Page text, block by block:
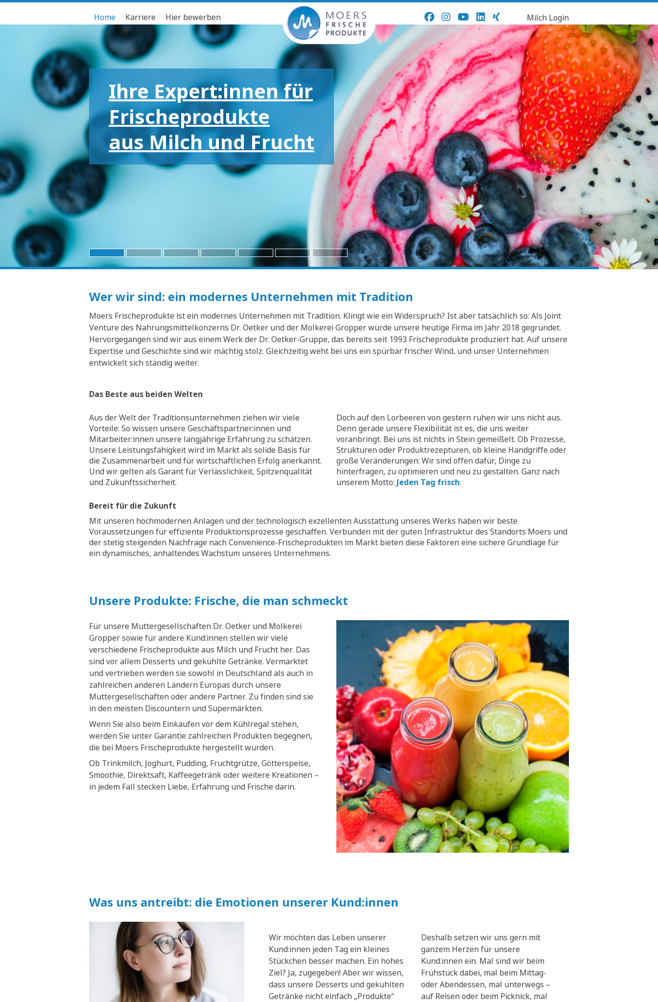
Home Karriere Hier bewerben Milch Login
Ihre Expert:innen für
Frischeprodukte
aus Milch und Frucht
Für die großen und
kleinen Emotionen
Wer wir sind: ein modernes Unternehmen mit Tradition
Moers Frischeprodukte ist ein modernes Unternehmen mit Tradition. Klingt wie ein Widerspruch? Ist aber tatsächlich so: Als Joint
Venture des Nahrungsmittelkonzerns Dr. Oetker und der Molkerei Gropper wurde unsere heutige Firma im Jahr 2018 gegründet.
Hervorgegangen sind wir aus einem Werk der Dr. Oetker-Gruppe, das bereits seit 1993 Frischeprodukte produziert hat. Auf unsere
Expertise und Geschichte sind wir mächtig stolz. Gleichzeitig weht bei uns ein spürbar frischer Wind, und unser Unternehmen
entwickelt sich ständig weiter.
Das Beste aus beiden Welten
Aus der Welt der Traditionsunternehmen ziehen wir viele
Vorteile: So wissen unsere Geschäftspartner:innen und
Mitarbeiter:innen unsere langjährige Erfahrung zu schätzen.
Unsere Leistungsfähigkeit wird im Markt als solide Basis für
die Zusammenarbeit und für wirtschaftlichen Erfolg anerkannt.
Und wir gelten als Garant für Verlässlichkeit, Spitzenqualität
und Zukunftssicherheit.
Doch auf den Lorbeeren von gestern ruhen wir uns nicht aus.
Denn gerade unsere Flexibilität ist es, die uns weiter
voranbringt. Bei uns ist nichts in Stein gemeißelt. Ob Prozesse,
Strukturen oder Produktrezepturen, ob kleine Handgriffe oder
große Veränderungen: Wir sind offen dafür, Dinge zu
hinterfragen, zu optimieren und neu zu gestalten. Ganz nach
unserem Motto: Jeden Tag frisch.
Bereit für die Zukunft
Mit unseren hochmodernen Anlagen und der technologisch exzellenten Ausstattung unseres Werks haben wir beste
Voraussetzungen für effiziente Produktionsprozesse geschaffen. Verbunden mit der guten Infrastruktur des Standorts Moers und
der stetig steigenden Nachfrage nach Convenience-Frischeprodukten im Markt bieten diese Faktoren eine sichere Grundlage für
ein dynamisches, anhaltendes Wachstum unseres Unternehmens.
Unsere Produkte: Frische, die man schmeckt
Für unsere Muttergesellschaften Dr. Oetker und Molkerei
Gropper sowie für andere Kund:innen stellen wir viele
verschiedene Frischeprodukte aus Milch und Frucht her. Das
sind vor allem Desserts und gekühlte Getränke. Vermarktet
und vertrieben werden sie sowohl in Deutschland als auch in
zahlreichen anderen Ländern Europas durch unsere
Muttergesellschaften oder andere Partner. Zu finden sind sie
in den meisten Discountern und Supermärkten.
Wenn Sie also beim Einkaufen vor dem Kühlregal stehen,
werden Sie unter Garantie zahlreichen Produkten begegnen,
die bei Moers Frischeprodukte hergestellt wurden.
Ob Trinkmilch, Joghurt, Pudding, Fruchtgrütze, Götterspeise,
Smoothie, Direktsaft, Kaffeegetränk oder weitere Kreationen –
in jedem Fall stecken Liebe, Erfahrung und Frische darin.
Was uns antreibt: die Emotionen unserer Kund:innen
Wir möchten das Leben unserer
Kund:innen jeden Tag ein kleines
Stückchen besser machen. Ein hohes
Ziel? Ja, zugegeben! Aber wir wissen,
dass unsere Desserts und gekühlten
Getränke nicht einfach „Produkte“
Deshalb setzen wir uns gern mit
ganzem Herzen für unsere
Kund:innen ein. Mal sind wir beim
Frühstück dabei, mal beim Mittag-
oder Abendessen, mal unterwegs –
auf Reisen oder beim Picknick, mal